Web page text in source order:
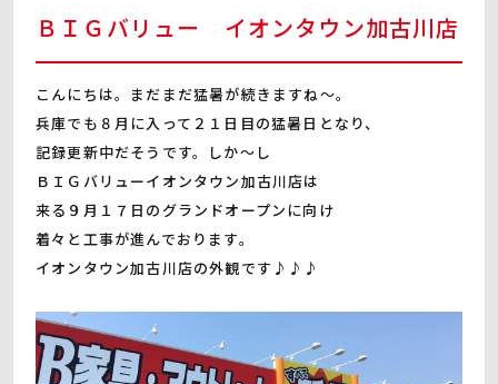
ＢＩＧバリュー イオンタウン加古川店
こんにちは。まだまだ猛暑が続きますね～。
兵庫でも８月に入って２１日目の猛暑日となり、
記録更新中だそうです。しか～し
ＢＩＧバリューイオンタウン加古川店は
来る９月１７日のグランドオープンに向け
着々と工事が進んでおります。
イオンタウン加古川店の外観です♪♪♪